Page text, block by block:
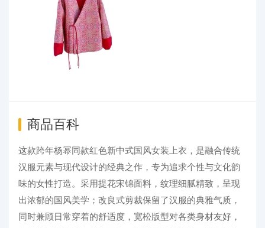
商品百科
这款跨年杨幂同款红色新中式国风女装上衣，是融合传统
汉服元素与现代设计的经典之作，专为追求个性与文化韵
味的女性打造。采用提花宋锦面料，纹理细腻精致，呈现
出浓郁的国风美学；改良式剪裁保留了汉服的典雅气质，
同时兼顾日常穿着的舒适度，宽松版型对各类身材友好，